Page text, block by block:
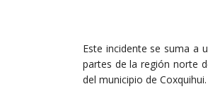
Este incidente se suma a
partes de la región norte
del municipio de Coxquihui.